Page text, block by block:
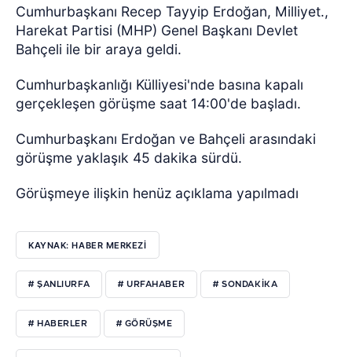
Cumhurbaşkanı Recep Tayyip Erdoğan, Milliyet.,
Harekat Partisi (MHP) Genel Başkanı Devlet
Bahçeli ile bir araya geldi.
Cumhurbaşkanlığı Külliyesi'nde basına kapalı
gerçekleşen görüşme saat 14:00'de başladı.
Cumhurbaşkanı Erdoğan ve Bahçeli arasındaki
görüşme yaklaşık 45 dakika sürdü.
Görüşmeye ilişkin henüz açıklama yapılmadı
KAYNAK: HABER MERKEZI
# ŞANLIURFA # URFAHABER # SONDAKIKA
# HABERLER # GÖRÜŞME